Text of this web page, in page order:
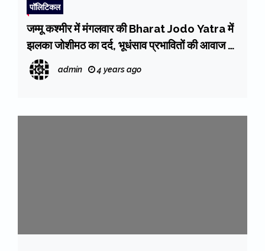
पॉलिटिकल
जम्मू कश्मीर में मंगलवार की Bharat Jodo Yatra में
झलका जोशीमठ का दर्द, भूधंसाव प्रभावितों की आवाज को
बल देने के लिए यात्रा की समर्पित
admin 4 years ago